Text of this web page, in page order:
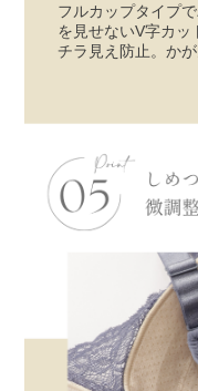
フルカップタイプ
を見せないV字カ
チラ見え防止。か